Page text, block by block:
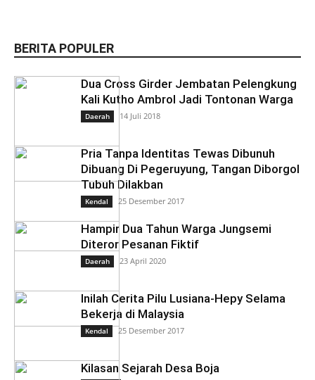
BERITA POPULER
Dua Cross Girder Jembatan Pelengkung
Kali Kutho Ambrol Jadi Tontonan Warga
Daerah 14 Juli 2018
Pria Tanpa Identitas Tewas Dibunuh
Dibuang Di Pegeruyung, Tangan Diborgol
Tubuh Dilakban
Kendal 25 Desember 2017
Hampir Dua Tahun Warga Jungsemi
Diteror Pesanan Fiktif
Daerah 23 April 2020
Inilah Cerita Pilu Lusiana-Hepy Selama
Bekerja di Malaysia
Kendal 25 Desember 2017
Kilasan Sejarah Desa Boja